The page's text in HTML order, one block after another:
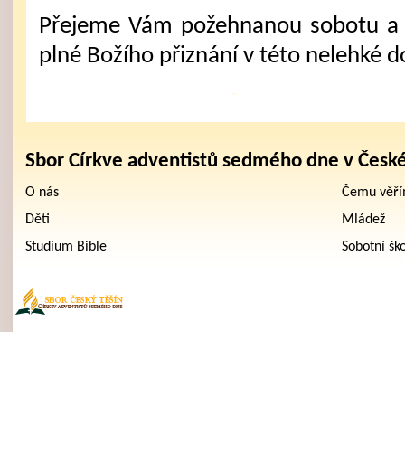
Přejeme Vám požehnanou sobotu
plné Božího přiznání v této nelehké
Sbor Církve adventistů sedmého dne v
O nás
Čemu
Děti
Mládež
Studium Bible
Sobotní